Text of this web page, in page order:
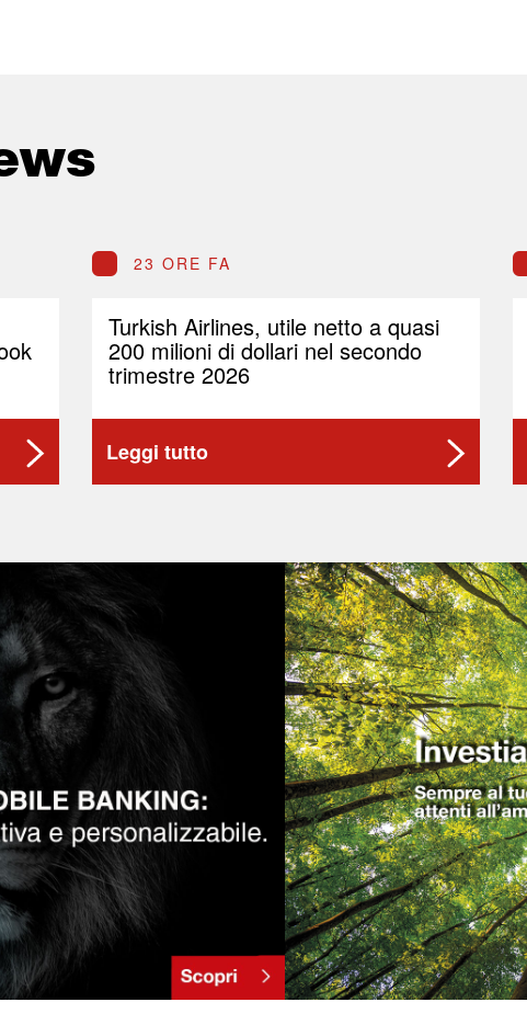
23 ORE FA
Turkish Airlines, utile netto a quasi
200 milioni di dollari nel secondo
trimestre 2026
Leggi tutto